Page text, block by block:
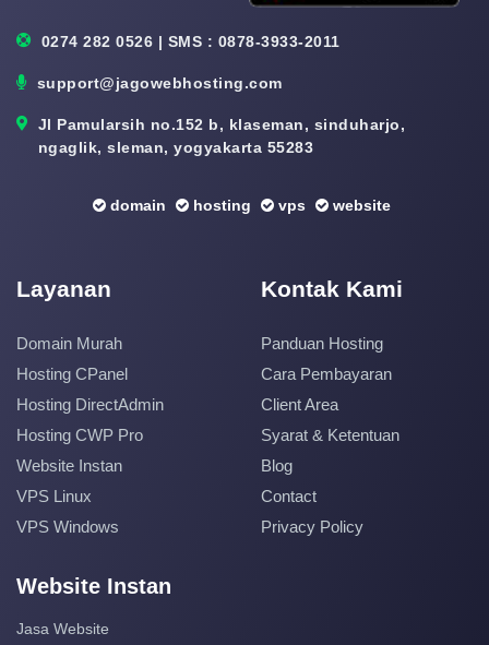
0274 282 0526 | SMS : 0878-3933-2011
support@jagowebhosting.com
Jl Pamularsih no.152 b, klaseman, sinduharjo,
ngaglik, sleman, yogyakarta 55283
domain hosting vps website
Layanan
Domain Murah
Hosting CPanel
Hosting DirectAdmin
Hosting CWP Pro
Website Instan
VPS Linux
VPS Windows
Kontak Kami
Panduan Hosting
Cara Pembayaran
Client Area
Syarat & Ketentuan
Blog
Contact
Privacy Policy
Website Instan
Jasa Website